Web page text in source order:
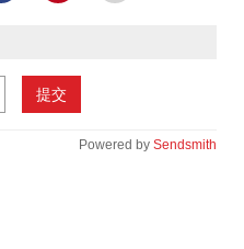
提交
Powered by Sendsmith